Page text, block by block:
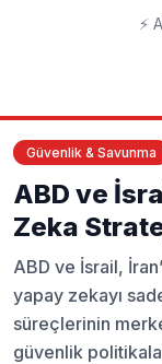
⚡
Güvenlik & Savunma
ABD ve
Zeka
ABD ve İsrail,
yapay zekayı
süreçlerinin
güvenlik